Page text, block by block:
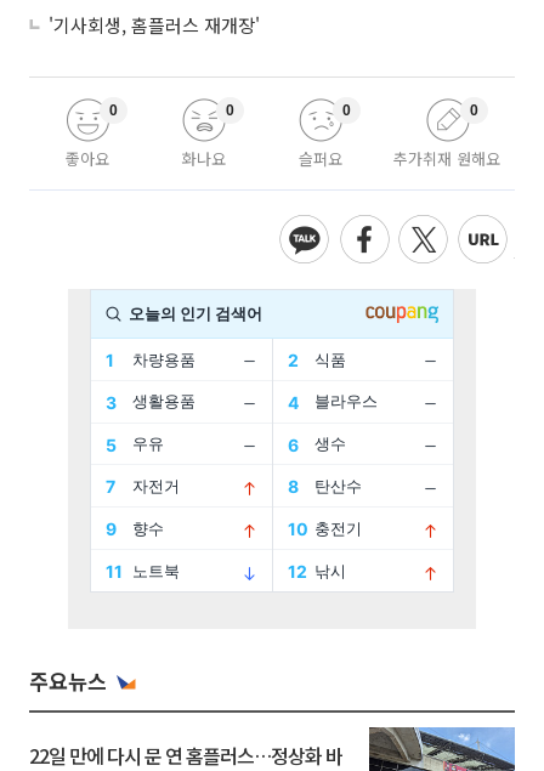
'기사회생, 홈플러스 재개장'
좋아요
0
화나요
0
슬퍼요
0
추가취재 원해요
0
주요뉴스
22일 만에 다시 문 연 홈플러스…정상화 바